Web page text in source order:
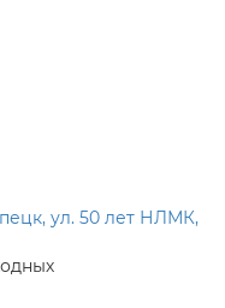
ул. 50 лет НЛМК,